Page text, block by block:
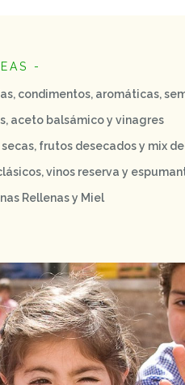
-
condimentos, aromáticas,
aceto balsámico y vinagres
secas, frutos desecados y mix
vinos reserva y
Rellenas y Miel